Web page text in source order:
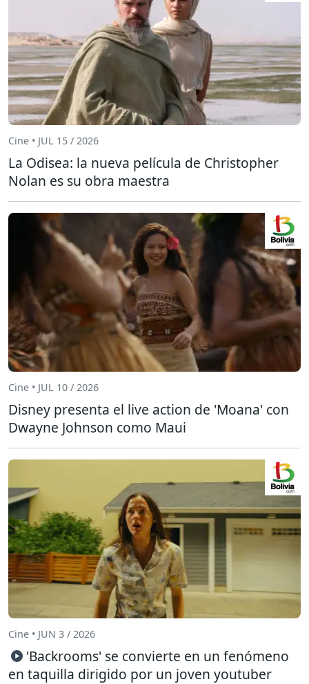
Cine • JUL 15 / 2026
La Odisea: la nueva película de Christopher
Nolan es su obra maestra
Cine • JUL 10 / 2026
Disney presenta el live action de 'Moana' con
Dwayne Johnson como Maui
Cine • JUN 3 / 2026
'Backrooms' se convierte en un fenómeno
en taquilla dirigido por un joven youtuber